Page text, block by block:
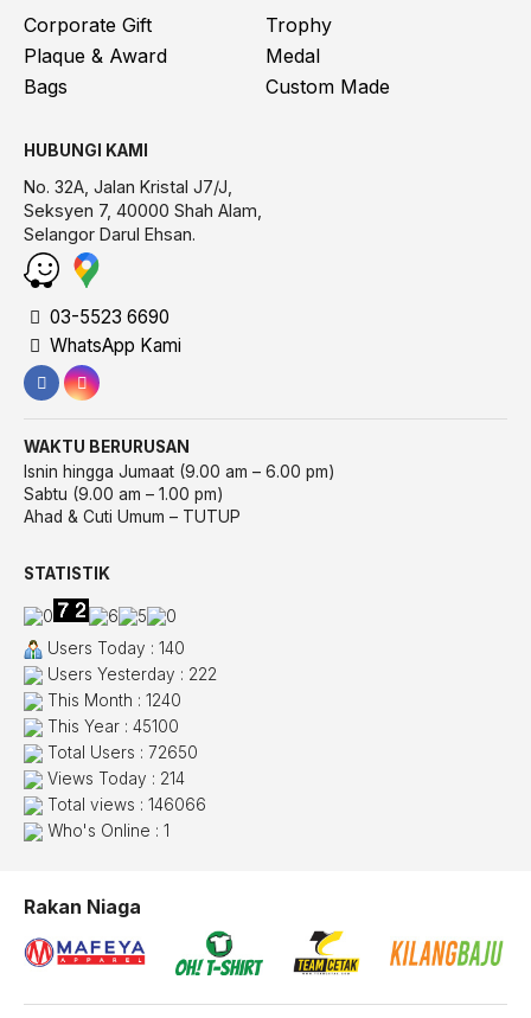
Corporate Gift
Trophy
Plaque & Award
Medal
Bags
Custom Made
HUBUNGI KAMI
No. 32A, Jalan Kristal J7/J,
Seksyen 7, 40000 Shah Alam,
Selangor Darul Ehsan.
03-5523 6690
WhatsApp Kami
WAKTU BERURUSAN
Isnin hingga Jumaat (9.00 am – 6.00 pm)
Sabtu (9.00 am – 1.00 pm)
Ahad & Cuti Umum – TUTUP
STATISTIK
Users Today : 140
Users Yesterday : 222
This Month : 1240
This Year : 45100
Total Users : 72650
Views Today : 214
Total views : 146066
Who's Online : 1
Rakan Niaga